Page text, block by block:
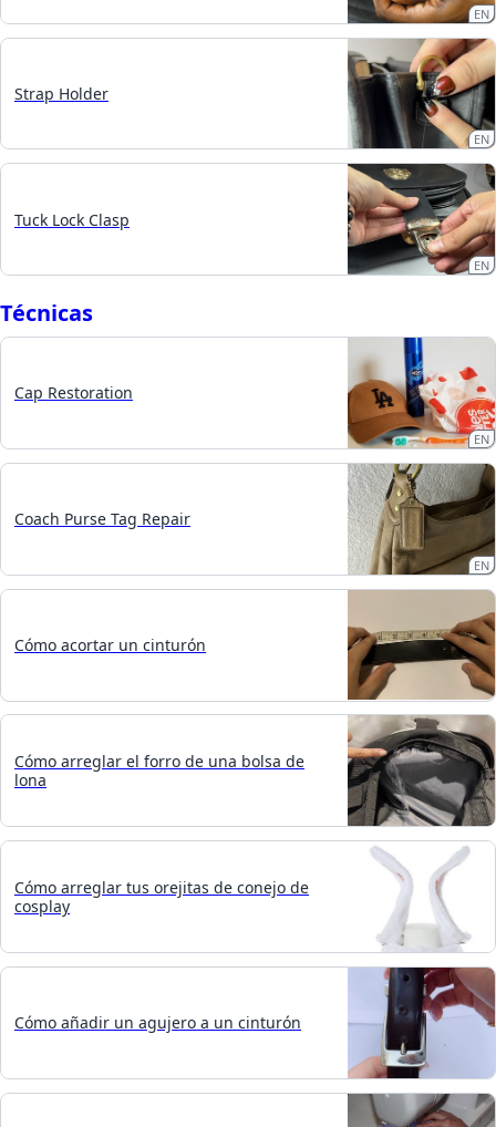
EN
Strap Holder
EN
Tuck Lock Clasp
EN
Técnicas
Cap Restoration
EN
Coach Purse Tag Repair
EN
Cómo acortar un cinturón
Cómo arreglar el forro de una bolsa de
lona
Cómo arreglar tus orejitas de conejo de
cosplay
Cómo añadir un agujero a un cinturón